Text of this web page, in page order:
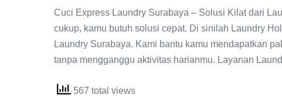
Cuci Express Laundry Surabaya – Solusi Kilat dari
cukup, kamu butuh solusi cepat. Di sinilah Laundry
Laundry Surabaya. Kami bantu kamu mendapatkan
tanpa mengganggu aktivitas harianmu. Layanan
567 total views